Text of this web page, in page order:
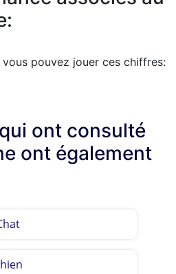
pouvez jouer ces chiffres:
ont consulté
ont également